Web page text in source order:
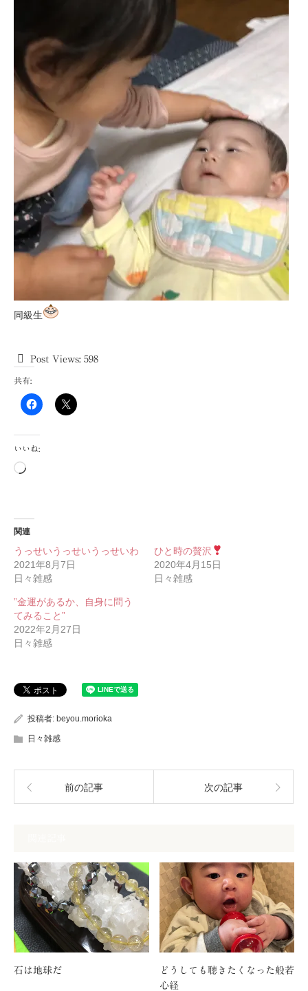
同級生
Post Views: 598
共有:
いいね:
読
関連
うっせいうっせいうっせいわ
2021年8月7日
日々雑感
ひと時の贅沢
2020年4月15日
日々雑感
”金運があるか、自身に問う
てみること”
2022年2月27日
日々雑感
投稿者: beyou.morioka
日々雑感
前の記事 次の記事
石は地球だ
どうしても聴きたくなった般若
心経